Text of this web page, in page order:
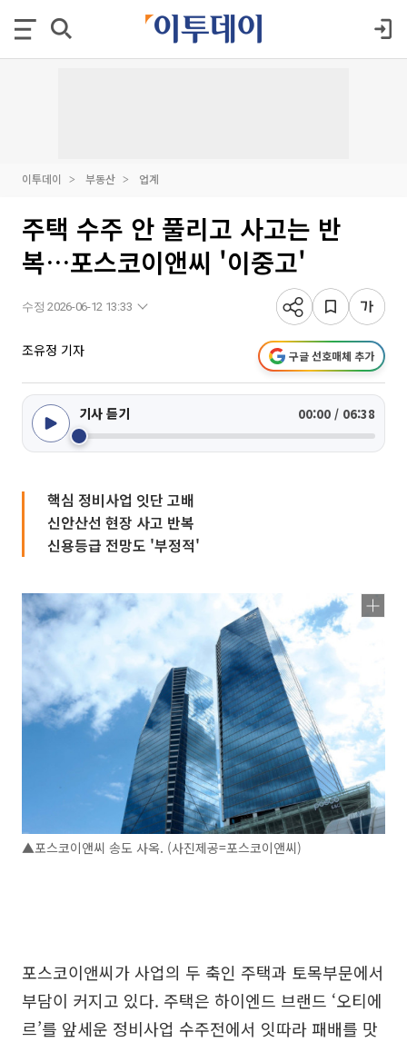
이투데이 부동산 업계
주택 수주 안 풀리고 사고는 반
복…포스코이앤씨 '이중고'
수정 2026-06-12 13:33
조유정 기자 구글 선호매체 추가
기사 듣기 00:00 / 06:38
핵심 정비사업 잇단 고배
신안산선 현장 사고 반복
신용등급 전망도 '부정적'
▲포스코이앤씨 송도 사옥. (사진제공=포스코이앤씨)
포스코이앤씨가 사업의 두 축인 주택과 토목부문에서
부담이 커지고 있다. 주택은 하이엔드 브랜드 ‘오티에
르’를 앞세운 정비사업 수주전에서 잇따라 패배를 맛